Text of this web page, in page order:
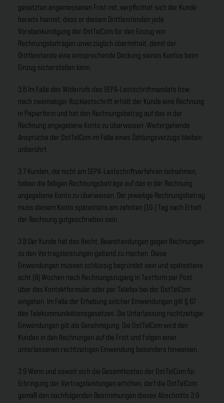
gesetzten angemessenen Frist mit, verpflichtet sich der Kunde
bereits hiermit, dass er diesem Drittleistenden jede
Vorabankündigung der OstTelCom für den Einzug von
Rechnungsbeträgen unverzüglich übermittelt, damit der
Drittleistende eine entsprechende Deckung seines Kontos beim
Einzug sicherstellen kann.
3.6 Im Falle des Widerrufs des SEPA-Lastschriftmandats bzw.
nach zweimaliger Rücklastschrift erhält der Kunde eine Rechnung
in Papierform und hat den Rechnungsbetrag auf das in der
Rechnung angegebene Konto zu überweisen. Weitergehende
Ansprüche der OstTelCom im Falle eines Zahlungsverzugs bleiben
unberührt.
3.7 Kunden, die nicht am SEPA-Lastschriftverfahren teilnehmen,
haben die fälligen Rechnungsbeträge auf das in der Rechnung
angegebene Konto zu überweisen. Der jeweilige Rechnungsbetrag
muss diesem Konto spätestens am zehnten (10.) Tag nach Erhalt
der Rechnung gutgeschrieben sein.
3.8 Der Kunde hat das Recht, Beanstandungen gegen Rechnungen
zu den Vertragsleistungen geltend zu machen. Diese
Einwendungen müssen schlüssig begründet sein und spätestens
acht (8) Wochen nach Rechnungszugang in Textform per Post,
über das Kontaktformular oder per Telefax bei der OstTelCom
eingehen. Im Falle der Erhebung solcher Einwendungen gilt § 67
des Telekommunikationsgesetzes. Die Unterlassung rechtzeitiger
Einwendungen gilt als Genehmigung. Die OstTelCom wird den
Kunden in den Rechnungen auf die Frist und Folgen einer
unterlassenen rechtzeitigen Einwendung besonders hinweisen.
3.9 Wenn und soweit sich die Gesamtkosten der OstTelCom für
Erbringung der Vertragsleistungen erhöhen, darf die OstTelCom
gemäß den nachfolgenden Bestimmungen dieses Abschnitts 3.9